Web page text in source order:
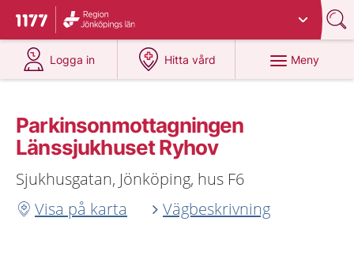
Till startsidan för 1177
Du har valt region
Logga in
på 1177.se
Hitta vård
på 1177.se
Meny
Parkinsonmottagningen
Länssjukhuset Ryhov
Sjukhusgatan, Jönköping, hus F6
Visa på karta
Vägbeskrivning